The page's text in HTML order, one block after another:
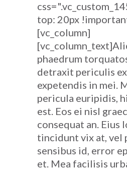
top: 20px
[vc_column]
phaedrum
detraxit periculis
expetendis in mei.
pericula euripidis,
est. Eos ei nisl
consequat an. Eius
tincidunt vix at, vel
sensibus id, error
et. Mea facilisis